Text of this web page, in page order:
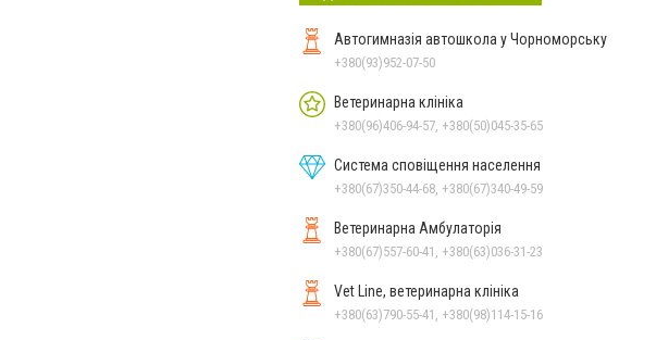
Автогимназія автошкола у Чорноморську
+380(93)952-07-50
Ветеринарна клініка
+380(96)406-94-57, +380(50)045-35-65
Система сповіщення населення
+380(67)350-44-68, +380(67)340-49-59
Ветеринарна Амбулаторія
+380(67)557-60-41, +380(63)036-31-23
Vet Line, ветеринарна клініка
+380(63)790-55-41, +380(98)114-15-16